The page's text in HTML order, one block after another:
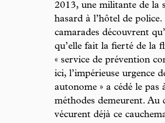
2013, une militante de la
hasard à l’hôtel de
camarades découvrent
qu’elle fait la fierté de la
« service de prévention
ici, l’impérieuse urgence
autonome » a cédé le pas
méthodes demeurent. Au
vécurent déjà ce